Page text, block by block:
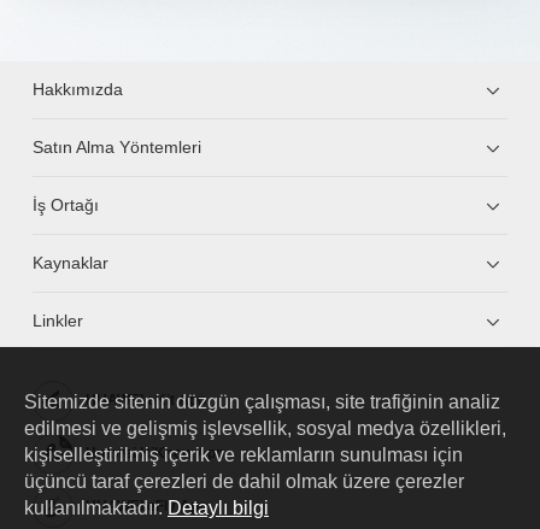
Hakkımızda
Satın Alma Yöntemleri
İş Ortağı
Kaynaklar
Linkler
HUAWEI eKit App
Huawei HiKnow App
HUAWEI eFly App
Sitemizde sitenin düzgün çalışması, site trafiğinin analiz
edilmesi ve gelişmiş işlevsellik, sosyal medya özellikleri,
kişiselleştirilmiş içerik ve reklamların sunulması için
üçüncü taraf çerezleri de dahil olmak üzere çerezler
kullanılmaktadır. Detaylı bilgi